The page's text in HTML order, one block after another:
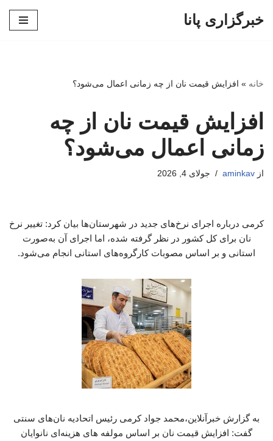
خبرگزاری پانا
خانه » افزایش قیمت نان از چه زمانی اعمال می‌شود؟
افزایش قیمت نان از چه
زمانی اعمال می‌شود؟
از aminkav جولای 4, 2026
کرمی درباره اجرای نرخ‌های جدید در شهرستان‌ها بیان کرد: تغییر نرخ
نان برای کل کشور در نظر گرفته شده، اما اجرای آن به‌صورت
استانی و بر اساس مصوبات کارگروه‌های استانی انجام می‌شود.
به گزارش خبرآنلاین،محمد جواد کرمی رئیس اتحادیه نان‌های سنتی
گفت: افزایش قیمت نان بر اساس مولفه های هزینه‌ای نانوایان